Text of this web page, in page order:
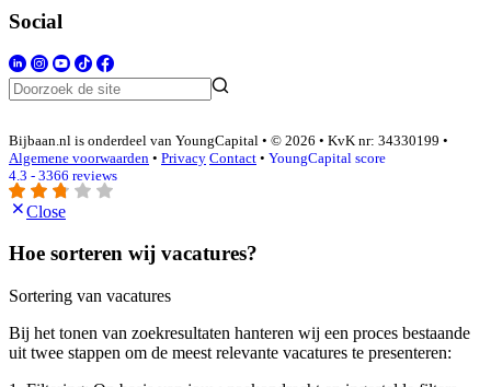
Social
Bijbaan.nl is onderdeel van YoungCapital • © 2026 • KvK nr: 34330199 •
Algemene voorwaarden • Privacy Contact • YoungCapital score
4.3 - 3366 reviews
Close
Hoe sorteren wij vacatures?
Sortering van vacatures
Bij het tonen van zoekresultaten hanteren wij een proces bestaande
uit twee stappen om de meest relevante vacatures te presenteren: